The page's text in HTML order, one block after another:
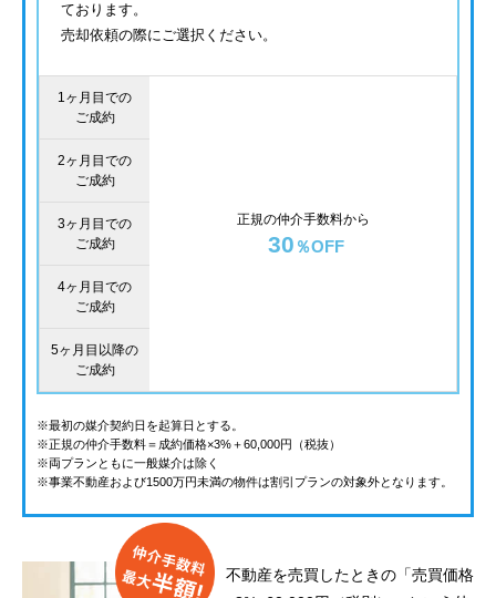
ております。
売却依頼の際にご選択ください。
1ヶ月目での
ご成約
正規の仲介手数料から
30 ％OFF
2ヶ月目での
ご成約
3ヶ月目での
ご成約
4ヶ月目での
ご成約
5ヶ月目以降の
ご成約
※最初の媒介契約日を起算日とする。
※正規の仲介手数料＝成約価格×3%＋60,000円（税抜）
※両プランともに一般媒介は除く
※事業不動産および1500万円未満の物件は割引プランの対象外となります。
不動産を売買したときの「売買価格